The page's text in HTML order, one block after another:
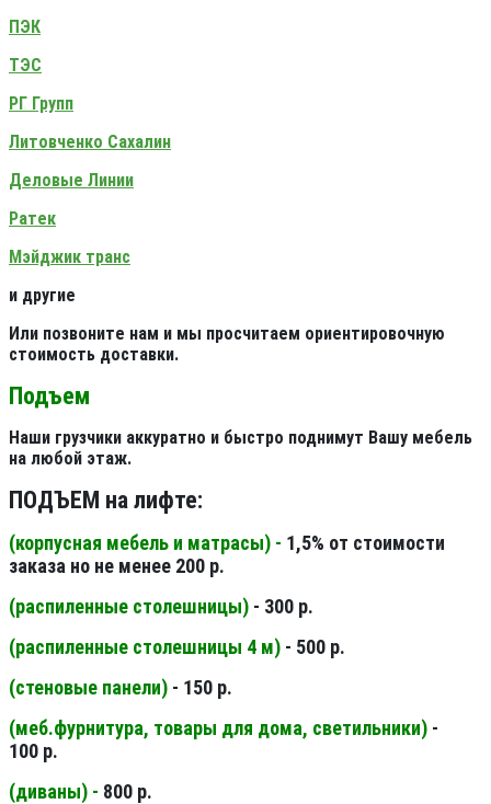
ПЭК
ТЭС
РГ Групп
Литовченко Сахалин
Деловые Линии
Ратек
Мэйджик транс
и другие
Или позвоните нам и мы просчитаем ориентировочную
стоимость доставки.
Подъем
Наши грузчики аккуратно и быстро поднимут Вашу мебель
на любой этаж.
ПОДЪЕМ на лифте:
(корпусная мебель и матрасы) - 1,5% от стоимости
заказа но не менее 200 р.
(распиленные столешницы) - 300 р.
(распиленные столешницы 4 м) - 500 р.
(стеновые панели) - 150 р.
(меб.фурнитура, товары для дома, светильники) -
100 р.
(диваны) - 800 р.